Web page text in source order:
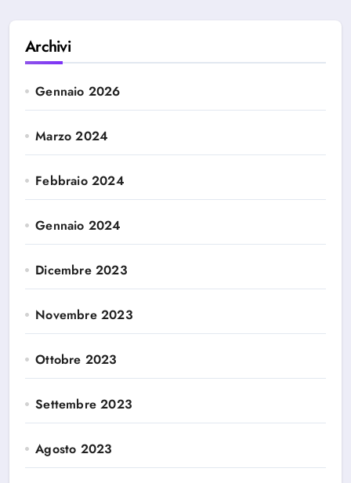
Archivi
Gennaio 2026
Marzo 2024
Febbraio 2024
Gennaio 2024
Dicembre 2023
Novembre 2023
Ottobre 2023
Settembre 2023
Agosto 2023